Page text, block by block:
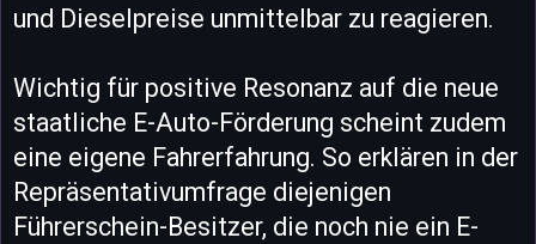
und Dieselpreise unmittelbar zu reagieren.
Wichtig für positive Resonanz auf die neue
staatliche E-Auto-Förderung scheint zudem
eine eigene Fahrerfahrung. So erklären in der
Repräsentativumfrage diejenigen
Führerschein-Besitzer, die noch nie ein E-